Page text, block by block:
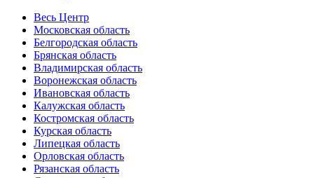
Весь Центр
Московская область
Белгородская область
Брянская область
Владимирская область
Воронежская область
Ивановская область
Калужская область
Костромская область
Курская область
Липецкая область
Орловская область
Рязанская область